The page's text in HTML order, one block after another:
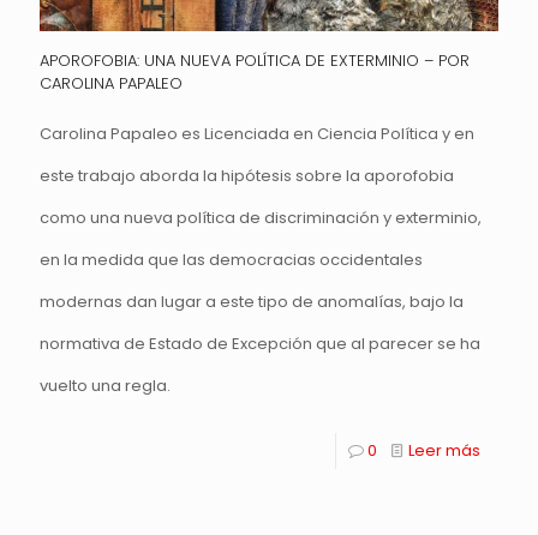
APOROFOBIA: UNA NUEVA POLÍTICA DE EXTERMINIO – POR
CAROLINA PAPALEO
Carolina Papaleo es Licenciada en Ciencia Política y en
este trabajo aborda la hipótesis sobre la aporofobia
como una nueva política de discriminación y exterminio,
en la medida que las democracias occidentales
modernas dan lugar a este tipo de anomalías, bajo la
normativa de Estado de Excepción que al parecer se ha
vuelto una regla.
0 Leer más